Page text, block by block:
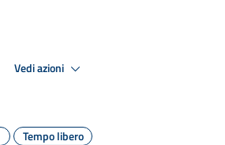
Vedi azioni
Tempo libero